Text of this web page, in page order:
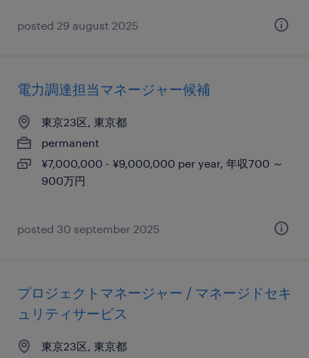
posted 29 august 2025
電力調達担当マネージャー候補
東京23区, 東京都
permanent
¥7,000,000 - ¥9,000,000 per year, 年収700 ～
900万円
posted 30 september 2025
プロジェクトマネージャー / マネージドセキ
ュリティサービス
東京23区, 東京都